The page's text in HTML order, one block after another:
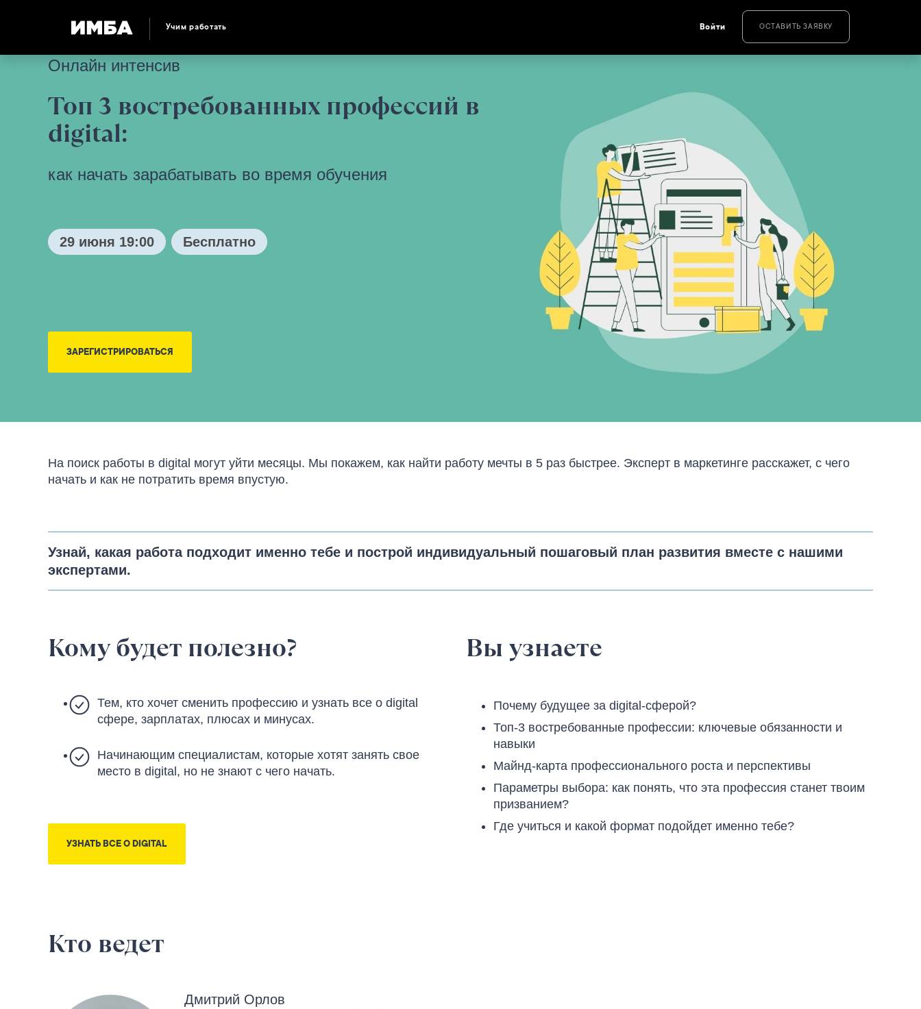
Учим работать Войти ОСТАВИТЬ ЗАЯВКУ
Онлайн интенсив
Топ 3 востребованных профессий в
digital:
как начать зарабатывать во время обучения
29 июня 19:00 Бесплатно
ЗАРЕГИСТРИРОВАТЬСЯ
На поиск работы в digital могут уйти месяцы. Мы покажем, как найти работу мечты в 5 раз быстрее. Эксперт в маркетинге расскажет, с чего
начать и как не потратить время впустую.
Узнай, какая работа подходит именно тебе и построй индивидуальный пошаговый план развития вместе с нашими
экспертами.
Кому будет полезно?
Тем, кто хочет сменить профессию и узнать все о digital
сфере, зарплатах, плюсах и минусах.
Начинающим специалистам, которые хотят занять свое
место в digital, но не знают с чего начать.
УЗНАТЬ ВСЕ О DIGITAL
Вы узнаете
Почему будущее за digital-сферой?
Топ-3 востребованные профессии: ключевые обязанности и
навыки
Майнд-карта профессионального роста и перспективы
Параметры выбора: как понять, что эта профессия станет твоим
призванием?
Где учиться и какой формат подойдет именно тебе?
Кто ведет
Дмитрий Орлов